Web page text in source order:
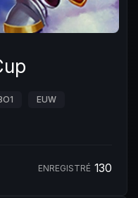
EUW
ENREGISTRÉ 130